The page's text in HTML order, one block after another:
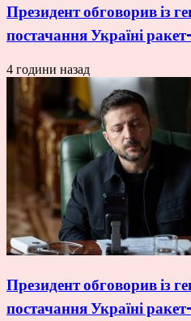
Президент обговорив із
постачання Україні
4 години назад
Президент обговорив із
постачання Україні